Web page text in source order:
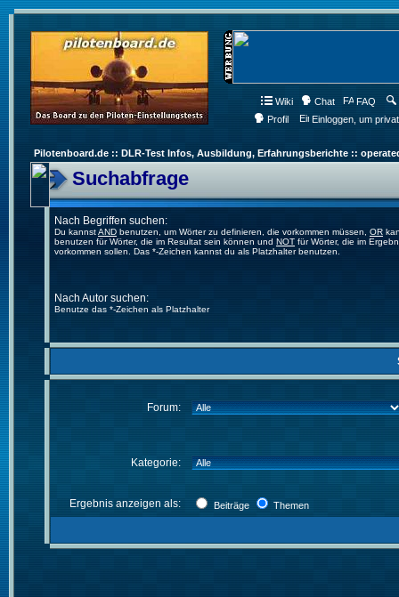
Wiki Chat FAQ
Profil
Einloggen, um
Pilotenboard.de :: DLR-Test Infos, Ausbildung, Erfahrungsberichte ::
Suchabfrage
Nach Begriffen suchen:
Du kannstAND benutzen, um Wörter zu definieren, die vorkommen müssen, OR
benutzen für Wörter, die im Resultat sein können und NOT für Wörter, die im
vorkommen sollen. Das *-Zeichen kannst du als Platzhalter benutzen.
Nach Autor suchen:
Benutze das *-Zeichen als Platzhalter
Forum:
Kategorie:
Ergebnis anzeigen als: Beiträge Themen